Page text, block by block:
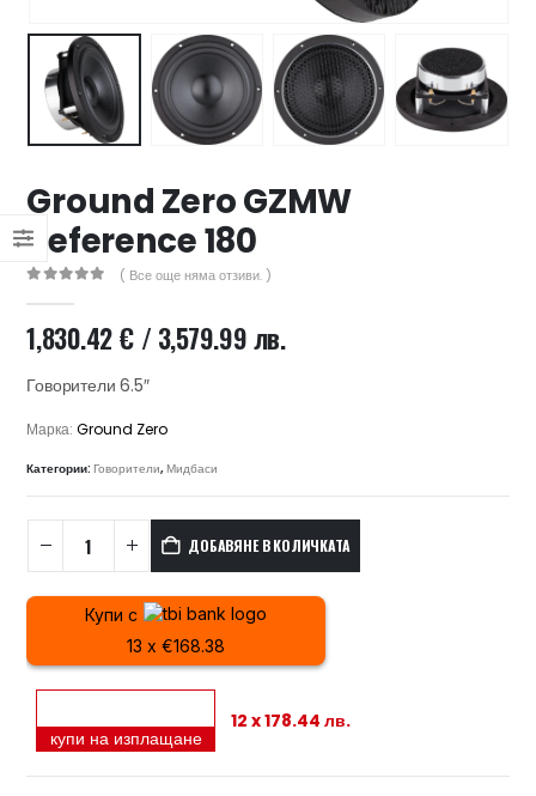
Ground Zero GZMW
Reference 180
( Все още няма отзиви. )
1,830.42€/ 3,579.99 лв.
Говорители 6.5″
Марка:Ground Zero
Категории:Говорители,Мидбаси
ДОБАВЯНЕ В КОЛИЧКАТА
Купи с
13 x €168.38
купи на изплащане
12 x 178.44 лв.